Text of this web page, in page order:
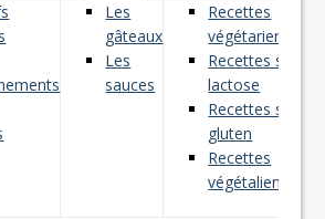
Les
gâteaux
Les
sauces
Recettes
végétariennes
Recettes sans
lactose
Recettes sans
gluten
Recettes
végétaliennes